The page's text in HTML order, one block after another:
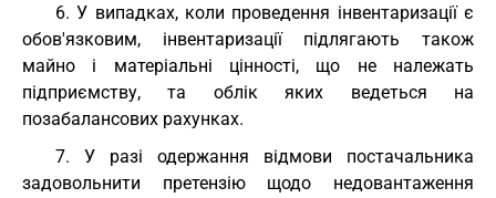
6. У випадках, коли проведення інвентаризації є
обов'язковим, інвентаризації підлягають також
майно і матеріальні цінності, що не належать
підприємству, та облік яких ведеться на
позабалансових рахунках.
7. У разі одержання відмови постачальника
задовольнити претензію щодо недовантаження